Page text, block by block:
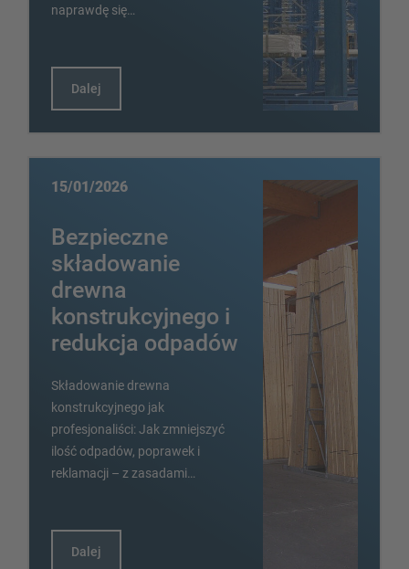
naprawdę się…
Dalej
15/01/2026
Bezpieczne
składowanie
drewna
konstrukcyjnego i
redukcja odpadów
Składowanie drewna
konstrukcyjnego jak
profesjonaliści: Jak zmniejszyć
ilość odpadów, poprawek i
reklamacji – z zasadami…
Dalej
MAGAZYNOWYCH
Regały Mobilne
Magazynowanie automatyczne
Zaplanuj swój system regałów indywidualnie za pomocą
naszych konfiguratorów – z bezpośrednim zapytaniem
Skonfiguruj regał teraz